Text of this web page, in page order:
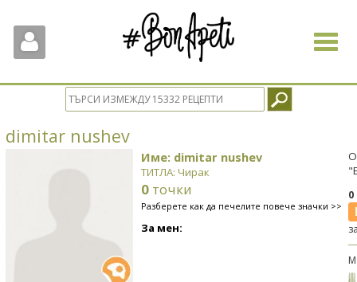
Toggle
dimitar nushev
Име: dimitar nushev
ТИТЛА: Чирак
0 точки
Разберете как да печелите повече значки >>
За мен: